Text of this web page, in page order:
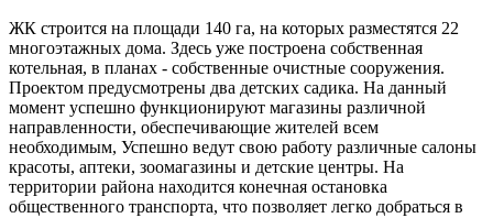
ЖК строится на площади 140 га, на которых разместятся 22
многоэтажных дома. Здесь уже построена собственная
котельная, в планах - собственные очистные сооружения.
Проектом предусмотрены два детских садика. На данный
момент успешно функционируют магазины различной
направленности, обеспечивающие жителей всем
необходимым, Успешно ведут свою работу различные салоны
красоты, аптеки, зоомагазины и детские центры. На
территории района находится конечная остановка
общественного транспорта, что позволяет легко добраться в